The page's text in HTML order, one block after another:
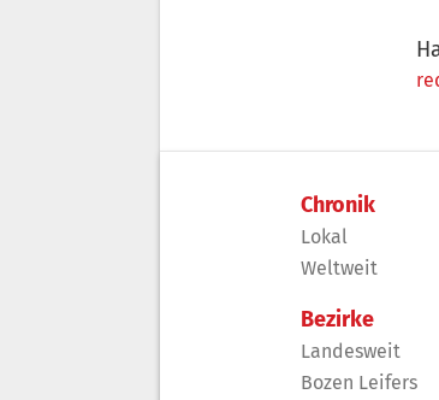
Chronik
Lokal
Weltweit
Bezirke
Landesweit
Bozen Leifers